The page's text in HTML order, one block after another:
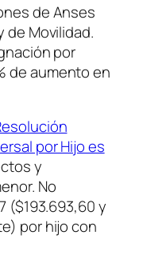
de Anses
de Movilidad.
por
de aumento en
por Hijo es
y
No
($193.693,60 y
por hijo con